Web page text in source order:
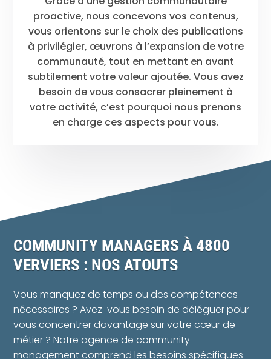
proactive, nous concevons vos contenus,
vous orientons sur le choix des publications
à privilégier, œuvrons à l’expansion de votre
communauté, tout en mettant en avant
subtilement votre valeur ajoutée. Vous avez
besoin de vous consacrer pleinement à
votre activité, c’est pourquoi nous prenons
en charge ces aspects pour vous.
COMMUNITY MANAGERS À 4800
VERVIERS : NOS ATOUTS
Vous manquez de temps ou des compétences
nécessaires ? Avez-vous besoin de déléguer pour
vous concentrer davantage sur votre cœur de
métier ? Notre agence de community
management comprend les besoins spécifiques